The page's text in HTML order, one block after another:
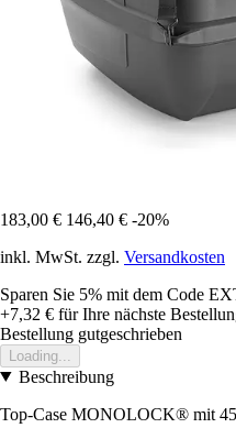
183,00 € 146,40 € -20%
inkl. MwSt. zzgl. Versandkosten
Sparen Sie 5% mit dem Code
+7,32 € für Ihre nächste
Bestellung gutgeschrieben
Loading...
Beschreibung
Top-Case MONOLOCK® mit